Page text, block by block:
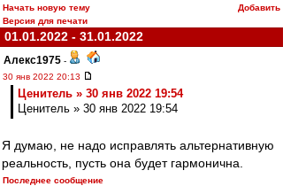
Начать новую тему
Добавить
Версия для печати
01.01.2022 - 31.01.2022
Алекс1975 -
30 янв 2022 20:13
Ценитель » 30 янв 2022 19:54
Ценитель » 30 янв 2022 19:54
Я думаю, не надо исправлять альтернативную
реальность, пусть она будет гармонична.
Последнее сообщение